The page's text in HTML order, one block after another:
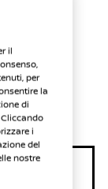
il
per
la
di
i
del
nostre